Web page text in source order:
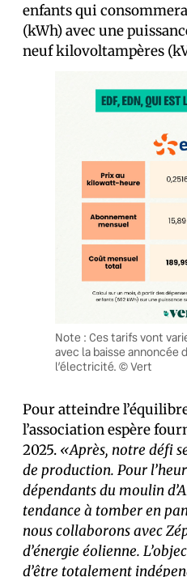
enfants qui
(kWh) avec une
neuf kilovoltampères
Note : Ces tarifs vont
avec la baisse annoncée
l’électricité. © Vert
Pour atteindre
l’association espère
2025. «Après, notre défi
de production. Pour
dépendants du moulin
tendance à tomber en
nous collaborons avec
d’énergie éolienne.
d’être totalement